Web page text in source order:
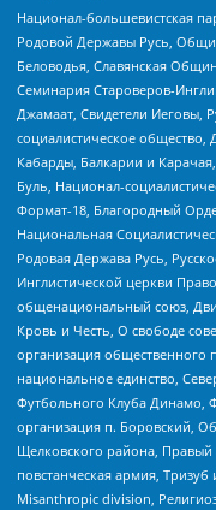
Национал-большевистская
Родовой Державы Русь,
Беловодья, Славянская
Семинария Староверов-
Джамаат, Свидетели Иеговы,
социалистическое
Кабарды, Балкарии и
Буль, Национал-
Формат-18, Благородный
Национальная
Родовая Держава Русь,
Инглистической церкви
общенациональный союз,
Кровь и Честь, О свободе
организация общественного
национальное единство,
Футбольного Клуба Динамо,
организация п. Боровский,
Щелковского района,
повстанческая армия,
Misanthropic division,